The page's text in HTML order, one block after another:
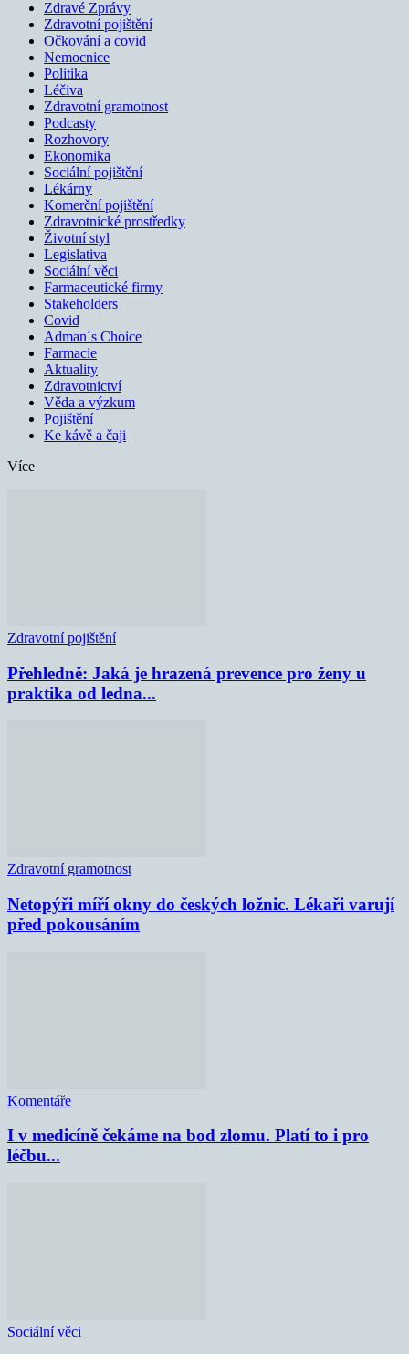
Zdravé Zprávy
Zdravotní pojištění
Očkování a covid
Nemocnice
Politika
Léčiva
Zdravotní gramotnost
Podcasty
Rozhovory
Ekonomika
Sociální pojištění
Lékárny
Komerční pojištění
Zdravotnické prostředky
Životní styl
Legislativa
Sociální věci
Farmaceutické firmy
Stakeholders
Covid
Adman´s Choice
Farmacie
Aktuality
Zdravotnictví
Věda a výzkum
Pojištění
Ke kávě a čaji
Více
Zdravotní pojištění
Přehledně: Jaká je hrazená prevence pro ženy u
praktika od ledna...
Zdravotní gramotnost
Netopýři míří okny do českých ložnic. Lékaři varují
před pokousáním
Komentáře
I v medicíně čekáme na bod zlomu. Platí to i pro
léčbu...
Sociální věci